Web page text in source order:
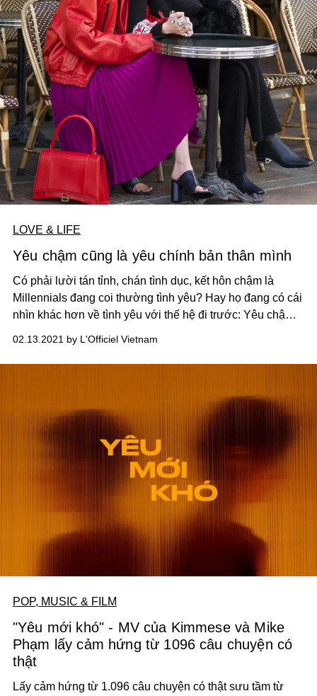
LOVE & LIFE
Yêu chậm cũng là yêu chính bản thân mình
Có phải lười tán tỉnh, chán tình dục, kết hôn chậm là
Millennials đang coi thường tình yêu? Hay họ đang có cái
nhìn khác hơn về tình yêu với thế hệ đi trước: Yêu chậm
chất lượng?
02.13.2021 by L'Officiel Vietnam
POP, MUSIC & FILM
"Yêu mới khó" - MV của Kimmese và Mike
Phạm lấy cảm hứng từ 1096 câu chuyện có
thật
Lấy cảm hứng từ 1.096 câu chuyện có thật sưu tầm từ